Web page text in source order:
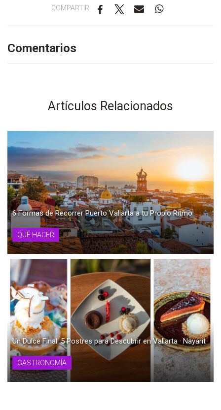
COMPARTIR
Comentarios
Artículos Relacionados
6 Formas de Recorrer Puerto Vallarta a tu Propio Ritmo
QUÉ HACER
Un Dulce Final: 5 Postres para Descubrir en Vallarta · Nayarit
GASTRONOMÍA